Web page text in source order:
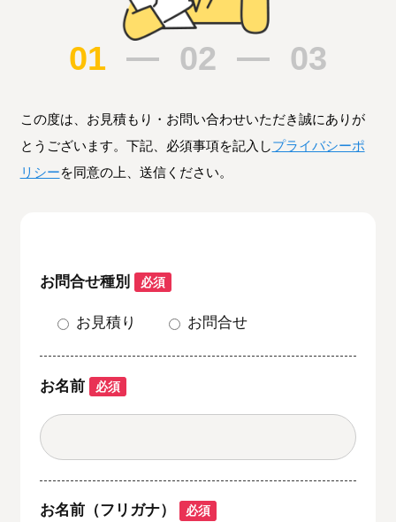
01 02 03
この度は、お見積もり・お問い合わせいただき誠にありが
とうございます。下記、必須事項を記入しプライバシーポ
リシーを同意の上、送信ください。
お問合せ種別 必須
お見積り お問合せ
お名前 必須
お名前（フリガナ） 必須